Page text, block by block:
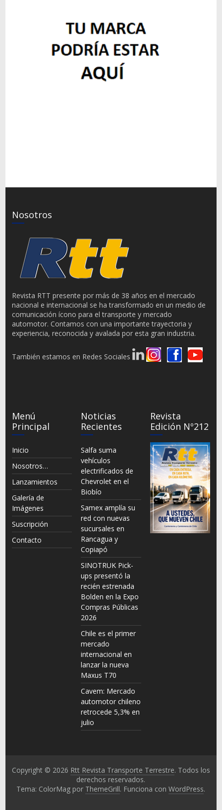
Nosotros
Revista RTT presente por más de 38 años en el mercado
nacional e internacional se ha transformado en un medio de
comunicación ícono para el transporte y mercado
automotor. Contamos con una importante trayectoria y
experiencia, reconocida y avalada por esta gran industria.
También estamos en Redes Sociales
Menú
Principal
Inicio
Nosotros…
Lanzamientos
Galería de
Imágenes
Suscripción
Contacto
Noticias
Recientes
Salfa suma
vehículos
electrificados de
Chevrolet en el
Biobío
Samex amplía su
red con nuevas
sucursales en
Rancagua y
Copiapó
SINOTRUK Pick-
ups presentó la
recién estrenada
Bolden en la Expo
Compras Públicas
2026
Chile es el primer
mercado
internacional en
lanzar la nueva
Maxus T70
Cavem: Mercado
automotor chileno
retrocede 5,3% en
julio
Revista
Edición Nº212
Copyright © 2026 Rtt Revista Transporte Terrestre. Todos los
derechos reservados.
Tema: ColorMag por ThemeGrill. Funciona conWordPress.